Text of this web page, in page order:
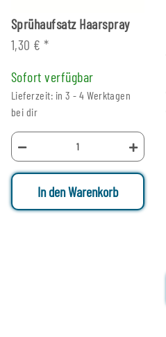
Sprühaufsatz Haarspray
1,30 €*
Sofort verfügbar
Lieferzeit: in 3 - 4 Werktagen
bei dir
In den Warenkorb